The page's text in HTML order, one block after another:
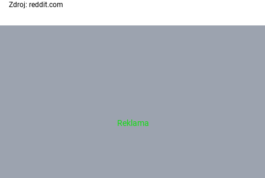
Zdroj: reddit.com